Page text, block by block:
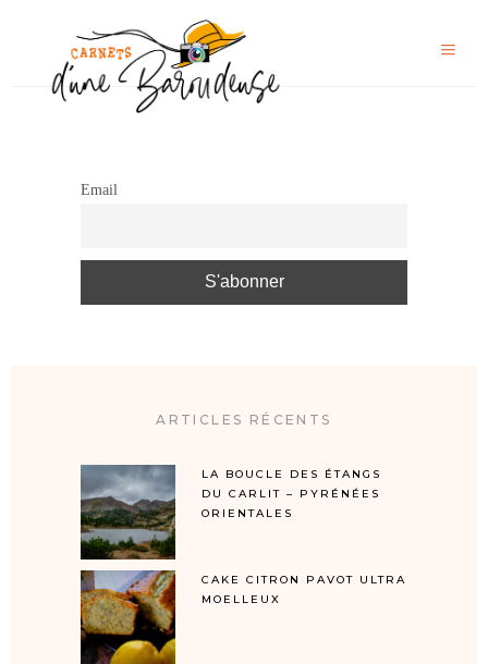
Email
ARTICLES RÉCENTS
LA BOUCLE DES ÉTANGS
DU CARLIT – PYRÉNÉES
ORIENTALES
CAKE CITRON PAVOT ULTRA
MOELLEUX